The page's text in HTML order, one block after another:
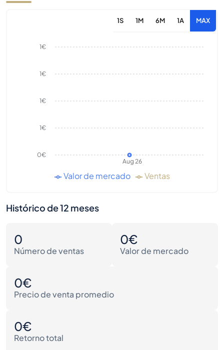
1S 1M 6M 1A MAX
Aug 26
0€
1€
1€
1€
1€
Valor de mercado Ventas
Histórico de 12 meses
0
Número de ventas
0€
Valor de mercado
0€
Precio de venta promedio
0€
Retorno total